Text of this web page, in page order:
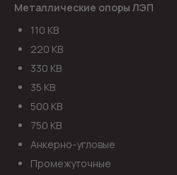
Металлические опоры ЛЭП
110 КВ
220 КВ
330 КВ
35 КВ
500 КВ
750 КВ
Анкерно-угловые
Промежуточные